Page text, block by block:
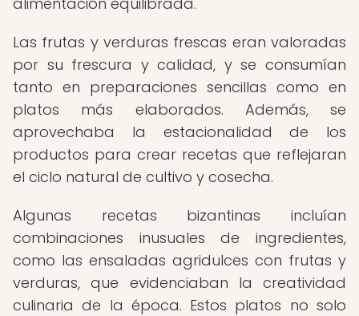
Las frutas y verduras frescas eran valoradas
por su frescura y calidad, y se consumían
tanto en preparaciones sencillas como en
platos más elaborados. Además, se
aprovechaba la estacionalidad de los
productos para crear recetas que reflejaran
el ciclo natural de cultivo y cosecha.
Algunas recetas bizantinas incluían
combinaciones inusuales de ingredientes,
como las ensaladas agridulces con frutas y
verduras, que evidenciaban la creatividad
culinaria de la época. Estos platos no solo